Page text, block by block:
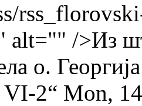
/>Из
о.
VI-2“ Mon,